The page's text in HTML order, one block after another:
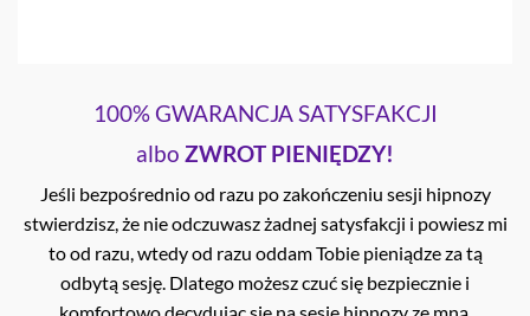
100% GWARANCJA SATYSFAKCJI
albo ZWROT PIENIĘDZY!
Jeśli bezpośrednio od razu po zakończeniu sesji hipnozy
stwierdzisz, że nie odczuwasz żadnej satysfakcji i powiesz mi
to od razu, wtedy od razu oddam Tobie pieniądze za tą
odbytą sesję. Dlatego możesz czuć się bezpiecznie i